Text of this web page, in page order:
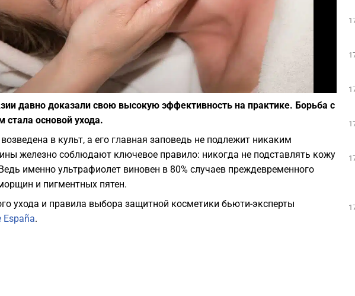
Фото: pixabay.com
давно доказали свою высокую эффективность на практике. Борьба с
стала основой ухода.
в культ, а его главная заповедь не подлежит никаким
железно соблюдают ключевое правило: никогда не подставлять кожу
именно ультрафиолет виновен в 80% случаев преждевременного
и пигментных пятен.
ухода и правила выбора защитной косметики бьюти-эксперты
España.